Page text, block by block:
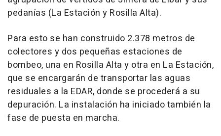
pedanías (La Estación y Rosilla Alta).
Para esto se han construido 2.378 metros de
colectores y dos pequeñas estaciones de
bombeo, una en Rosilla Alta y otra en La Estación,
que se encargarán de transportar las aguas
residuales a la EDAR, donde se procederá a su
depuración. La instalación ha iniciado también la
fase de puesta en marcha.